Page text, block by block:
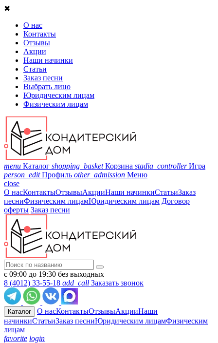
✖
О нас
Контакты
Отзывы
Акции
Наши начинки
Статьи
Заказ песни
Выбрать лицо
Юридическим лицам
Физическим лицам
menu Каталог shopping_basket Корзина stadia_controller Игра
person_edit Профиль other_admission Меню
close
О насКонтактыОтзывыАкцииНаши начинкиСтатьиЗаказ
песниФизическим лицамЮридическим лицам Договор
оферты Заказ песни
с 09:00 до 19:30 без выходных
8 (4012) 33-55-18 add_call Заказать звонок
Каталог О насКонтактыОтзывыАкцииНаши
начинкиСтатьиЗаказ песниЮридическим лицамФизическим
лицам
favorite login